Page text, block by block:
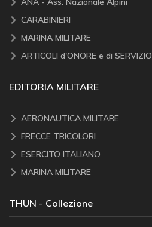
CARABINIERI
MARINA MILITARE
ARTICOLI d'ONORE e di SERVIZIO
EDITORIA MILITARE
AERONAUTICA MILITARE
FRECCE TRICOLORI
ESERCITO ITALIANO
MARINA MILITARE
THUN - Collezione